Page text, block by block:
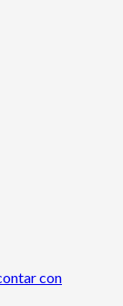
con